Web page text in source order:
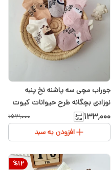
جوراب مچی سه پاشنه نخ پنبه
نوزادی بچگانه طرح حیوانات کیوت
۱ تا ۴ سال
۱۳۳٬۰۰۰ ۱۵۳٬۰۰۰
افزودن به سبد
%12